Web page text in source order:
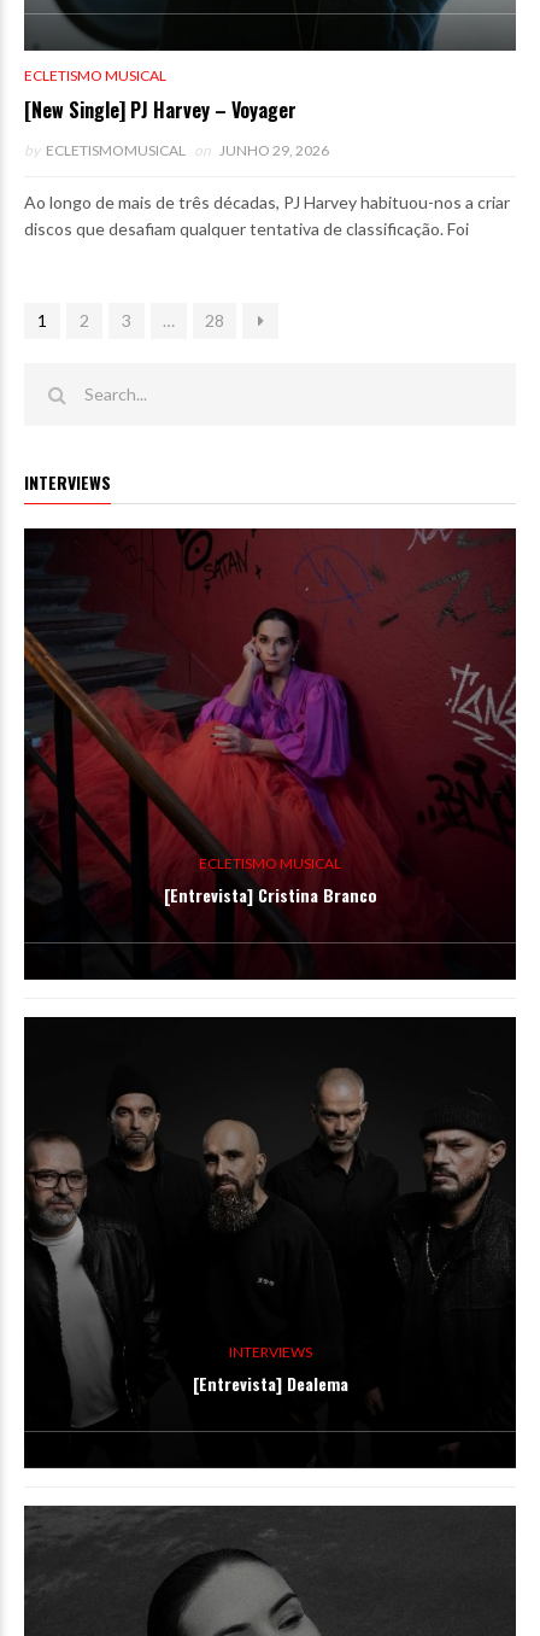
ECLETISMO MUSICAL
[New Single] PJ Harvey – Voyager
by ECLETISMOMUSICAL on JUNHO 29, 2026
Ao longo de mais de três décadas, PJ Harvey habituou-nos a criar
discos que desafiam qualquer tentativa de classificação. Foi
1 2 3 … 28
INTERVIEWS
ECLETISMO MUSICAL
[Entrevista] Cristina Branco
INTERVIEWS
[Entrevista] Dealema